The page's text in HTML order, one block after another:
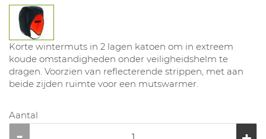
Korte wintermuts in 2 lagen katoen om in extreem
koude omstandigheden onder veiligheidshelm te
dragen. Voorzien van reflecterende strippen, met aan
beide zijden ruimte voor een mutswarmer.
Aantal